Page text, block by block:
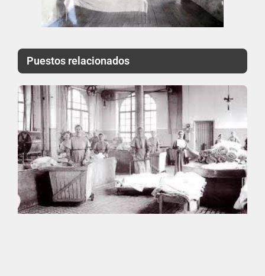
Puestos relacionados